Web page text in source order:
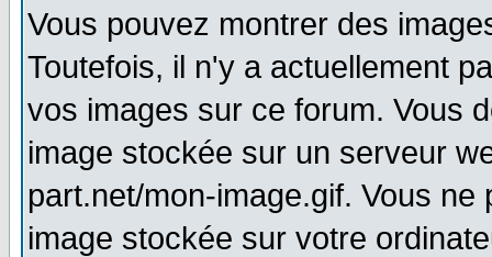
Vous pouvez montrer des
Toutefois, il n'y a actuellement
vos images sur ce forum. Vous
image stockée sur un serveur
part.net/mon-image.gif. Vous
image stockée sur votre